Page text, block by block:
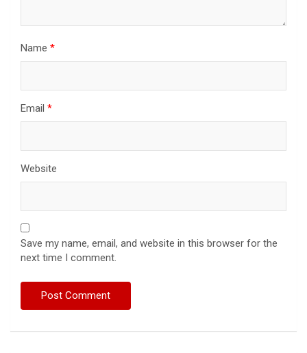
Name *
Email *
Website
Save my name, email, and website in this browser for the
next time I comment.